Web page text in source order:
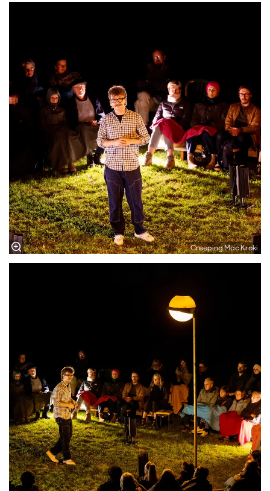
Creeping Mac Kroki